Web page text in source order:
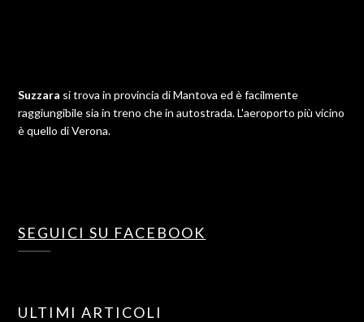
Suzzara si trova in provincia di Mantova ed è facilmente
raggiungibile sia in treno che in autostrada. L'aeroporto più vicino
è quello di Verona.
SEGUICI SU FACEBOOK
ULTIMI ARTICOLI